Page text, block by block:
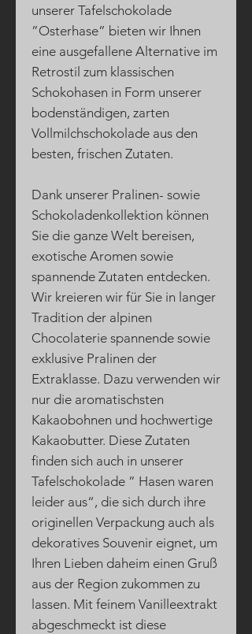
unserer Tafelschokolade
”Osterhase” bieten wir Ihnen
eine ausgefallene Alternative im
Retrostil zum klassischen
Schokohasen in Form unserer
bodenständigen, zarten
Vollmilchschokolade aus den
besten, frischen Zutaten.
Dank unserer Pralinen- sowie
Schokoladenkollektion können
Sie die ganze Welt bereisen,
exotische Aromen sowie
spannende Zutaten entdecken.
Wir kreieren wir für Sie in langer
Tradition der alpinen
Chocolaterie spannende sowie
exklusive Pralinen der
Extraklasse. Dazu verwenden wir
nur die aromatischsten
Kakaobohnen und hochwertige
Kakaobutter. Diese Zutaten
finden sich auch in unserer
Tafelschokolade ” Hasen waren
leider aus“, die sich durch ihre
originellen Verpackung auch als
dekoratives Souvenir eignet, um
Ihren Lieben daheim einen Gruß
aus der Region zukommen zu
lassen. Mit feinem Vanilleextrakt
abgeschmeckt ist diese